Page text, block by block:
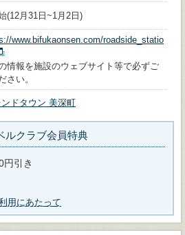
(12月31日~1月2日)
www.bifukaonsen.com/roadside_statio
情報を施設のウェブサイト等で必ずご
さい。
ンドタウン 美深町
ルクラブ会員特典
円引き
用にあたって